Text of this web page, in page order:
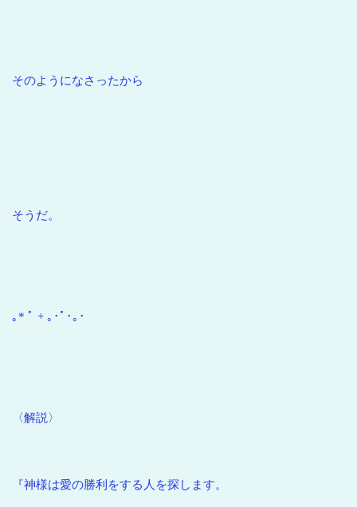
そのようになさったから
そうだ。
｡* ﾟ + ｡･ﾟ･｡･
〈解説〉
『神様は愛の勝利をする人を探します。